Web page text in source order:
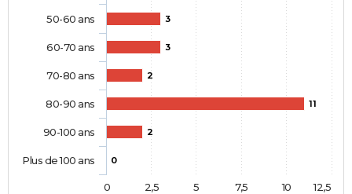
3
3
2
11
2
0
50-60 ans
60-70 ans
70-80 ans
80-90 ans
90-100 ans
Plus de 100 ans
0 10
2,5 5 7,5 12,5